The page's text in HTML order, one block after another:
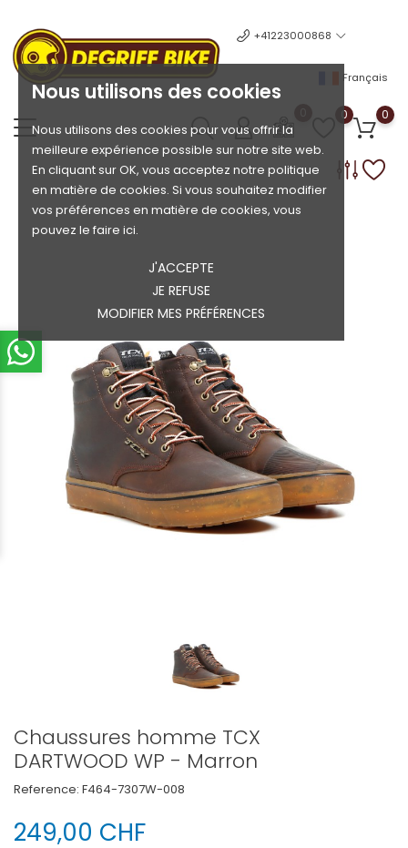
Nous utilisons des cookies
Nous utilisons des cookies pour vous offrir la
meilleure expérience possible sur notre site web.
En cliquant sur OK, vous acceptez notre politique
en matière de cookies. Si vous souhaitez modifier
vos préférences en matière de cookies, vous
pouvez le faire ici.
J'ACCEPTE
JE REFUSE
MODIFIER MES PRÉFÉRENCES
+41223000868
Français
0 0
Chaussures homme TCX
DARTWOOD WP - Marron
Reference: F464-7307W-008
249,00 CHF